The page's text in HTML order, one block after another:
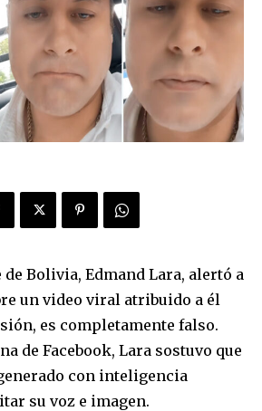
Bolivia, Edmand Lara, alertó a
un video viral atribuido a él
es completamente falso.
de Facebook, Lara sostuvo que
con inteligencia
su voz e imagen.